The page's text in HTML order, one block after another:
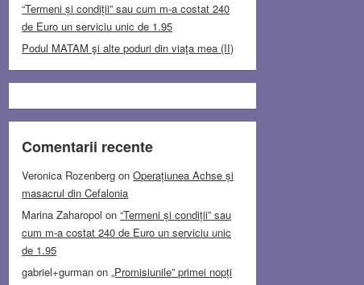
“Termeni și condiții” sau cum m-a costat 240
de Euro un serviciu unic de 1.95
Podul MATAM şi alte poduri din viaţa mea (II)
Comentarii recente
Veronica Rozenberg onOperațiunea Achse și
masacrul din Cefalonia
Marina Zaharopol on“Termeni și condiții” sau
cum m-a costat 240 de Euro un serviciu unic
de 1.95
gabriel+gurman on„Promisiunile” primei nopți